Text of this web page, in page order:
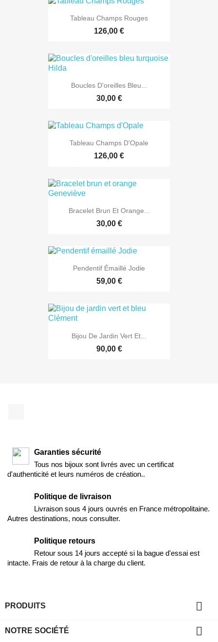
Tableau Champs Rouges
126,00 €
Boucles D'oreilles Bleu...
30,00 €
Tableau Champs D'Opale
126,00 €
Bracelet Brun Et Orange...
30,00 €
Pendentif Émaillé Jodie
59,00 €
Bijou De Jardin Vert Et...
90,00 €
Garanties sécurité
Tous nos bijoux sont livrés avec un certificat
d'authenticité et leurs numéros de création..
Politique de livraison
Livraison sous 4 jours ouvrés en France métropolitaine.
Autres destinations, nous consulter.
Politique retours
Retour sous 14 jours accepté si la bague d'essai est
intacte. Frais de retour à la charge du client.
PRODUITS 
NOTRE SOCIÉTÉ 